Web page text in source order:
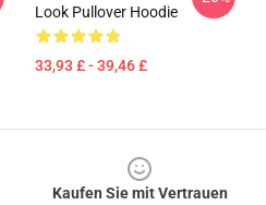
Look Pullover Hoodie
33,93 £ - 39,46 £
Kaufen Sie mit Vertrauen